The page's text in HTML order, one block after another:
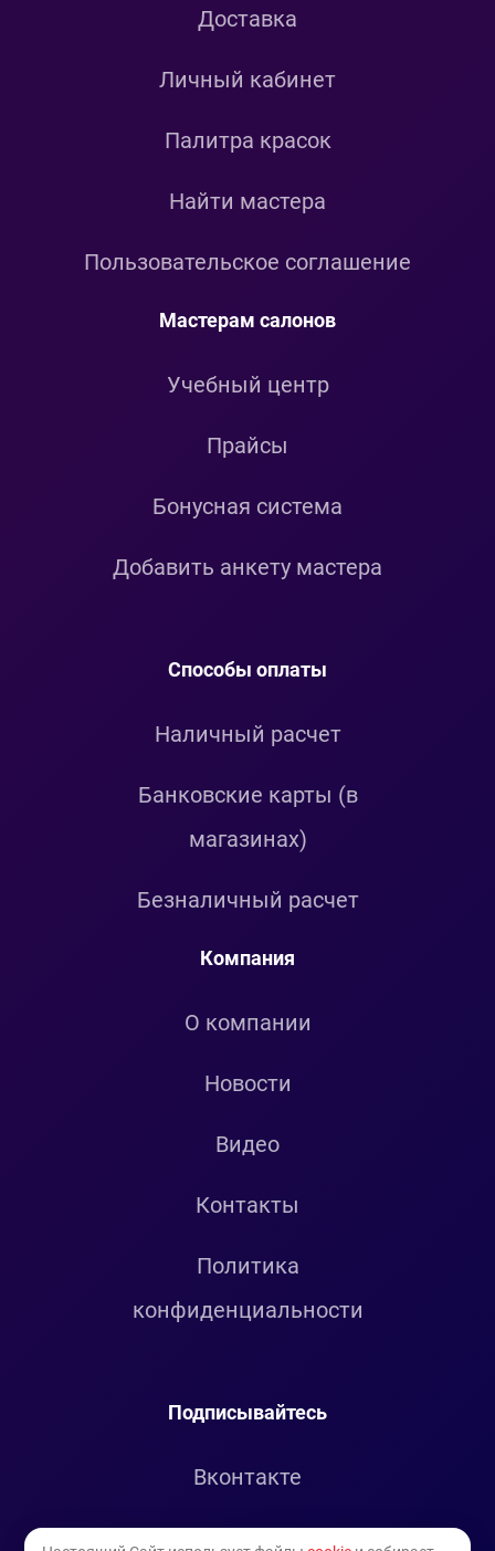
Доставка
Личный кабинет
Палитра красок
Найти мастера
Пользовательское соглашение
Мастерам салонов
Учебный центр
Прайсы
Бонусная система
Добавить анкету мастера
Способы оплаты
Наличный расчет
Банковские карты (в
магазинах)
Безналичный расчет
Компания
О компании
Новости
Видео
Контакты
Политика
конфиденциальности
Подписывайтесь
Вконтакте